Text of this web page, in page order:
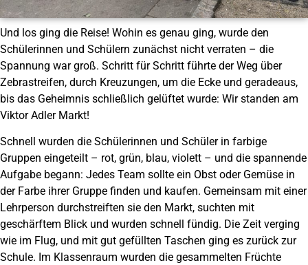
Und los ging die Reise! Wohin es genau ging, wurde den
Schülerinnen und Schülern zunächst nicht verraten – die
Spannung war groß. Schritt für Schritt führte der Weg über
Zebrastreifen, durch Kreuzungen, um die Ecke und geradeaus,
bis das Geheimnis schließlich gelüftet wurde: Wir standen am
Viktor Adler Markt!
Schnell wurden die Schülerinnen und Schüler in farbige
Gruppen eingeteilt – rot, grün, blau, violett – und die spannende
Aufgabe begann: Jedes Team sollte ein Obst oder Gemüse in
der Farbe ihrer Gruppe finden und kaufen. Gemeinsam mit einer
Lehrperson durchstreiften sie den Markt, suchten mit
geschärftem Blick und wurden schnell fündig. Die Zeit verging
wie im Flug, und mit gut gefüllten Taschen ging es zurück zur
Schule. Im Klassenraum wurden die gesammelten Früchte